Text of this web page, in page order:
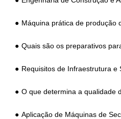
Máquina prática de produção de amido de batata-doce - A otimização
Quais são os preparativos para
Requisitos de Infraestrutura e Sanitários para a Oficina de
O que determina a qualidade
Aplicação de Máquinas de Secagem de